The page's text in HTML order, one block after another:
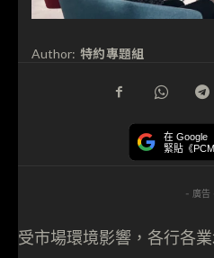
Author: 特約專題組
在 Google
緊貼《
- 廣告
受市場環境影響，各行各